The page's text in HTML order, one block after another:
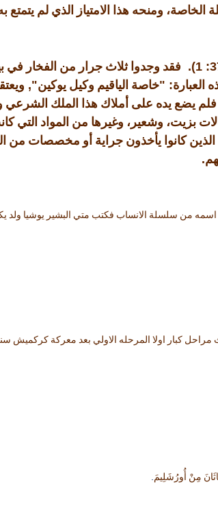
ومنحه هذا الامتياز الذي لم يتمتع
فقد وجدوا ثلاث جرار من الفخار
العبارة: "خاصة الياقيم وكيل يوكين",
فلم يضع يده على أملاك هذا الملك
بزيت، وشعير، وغيرها من المواد
كانوا يأخذون جراية أو مخصصات من
.
اسمه من سلسلة الانساب فكتب متي البشير يوشيا ولد
كبار اولا المرحله الاولي بعد معركة كركميش
مِنْ أُورُشَلِيمَ